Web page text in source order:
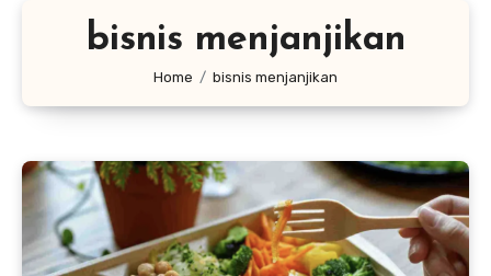
bisnis menjanjikan
Home bisnis menjanjikan